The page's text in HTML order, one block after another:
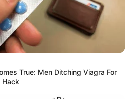
True: Men Ditching Viagra For
Hack